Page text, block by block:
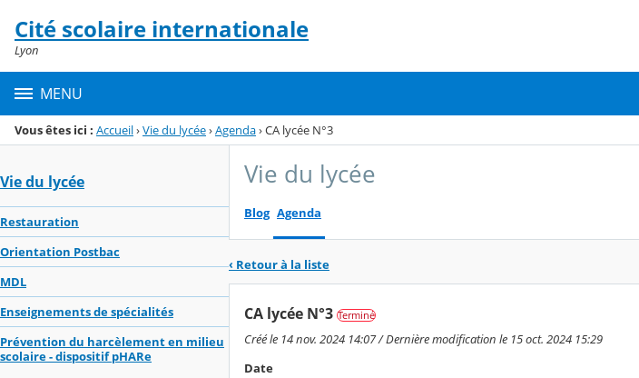
Menu de la rubrique
Contenu
Cité scolaire internationale
Lyon
MENU
Vous êtes ici : Accueil›Vie du lycée›Agenda›CA lycée N°3
Vie du lycée
Restauration
Orientation Postbac
MDL
Enseignements de spécialités
Prévention du harcèlement en milieu
scolaire - dispositif pHARe
Vie du lycée
Blog Agenda
‹ Retour à la liste
CA lycée N°3 Terminé
Créé le 14 nov. 2024 14:07 / Dernière modification le 15 oct. 2024 15:29
Date